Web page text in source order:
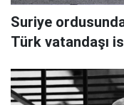
Suriye
Türk vatandaşı